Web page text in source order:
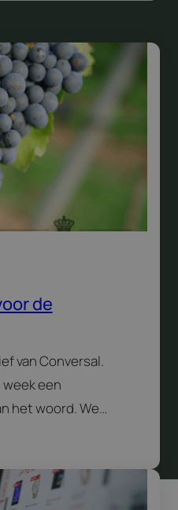
de
van Conversal.
een
het woord. We
vragen